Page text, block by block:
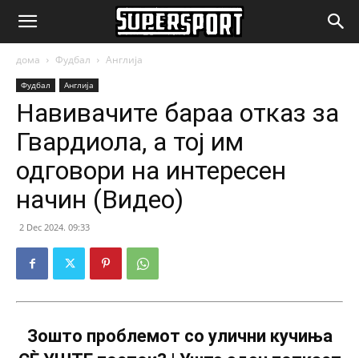
SuperSport.mk
дома Фудбал Англија
Фудбал Англија
Навивачите бараа отказ за
Гвардиола, а тој им
одговори на интересен
начин (Видео)
2 Dec 2024. 09:33
Зошто проблемот со улични кучиња